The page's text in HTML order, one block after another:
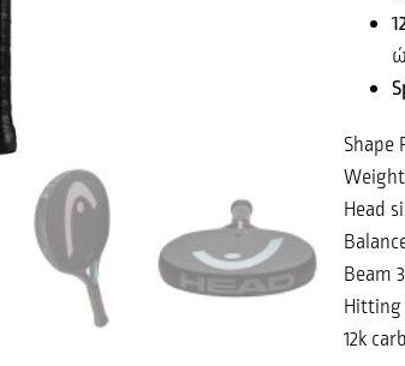
Shape
Head
Beam
Hitting
12k